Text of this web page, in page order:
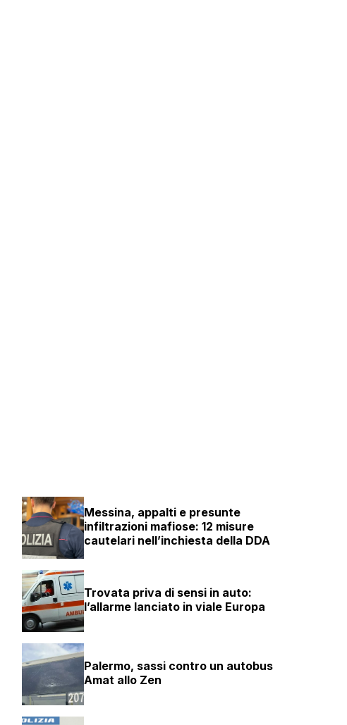
Messina, appalti e presunte
infiltrazioni mafiose: 12 misure
cautelari nell’inchiesta della DDA
Trovata priva di sensi in auto:
l’allarme lanciato in viale Europa
Palermo, sassi contro un autobus
Amat allo Zen